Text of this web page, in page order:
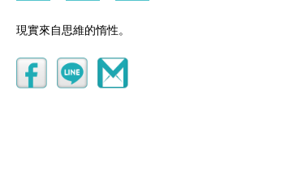
現實來自思維的惰性。